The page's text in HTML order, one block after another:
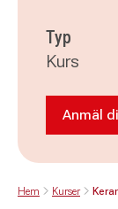
Typ
Kurs
Anmäl
Hem Kurser